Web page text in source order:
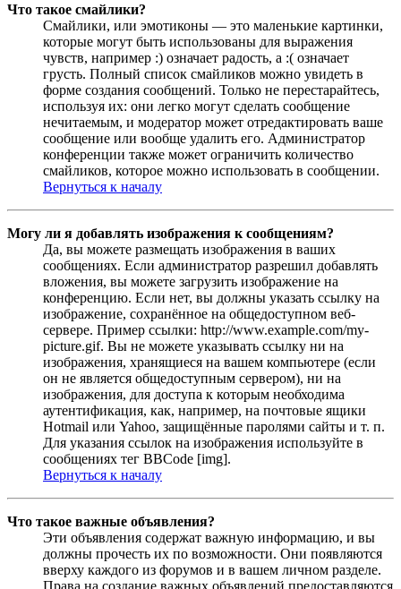
Что такое смайлики?
Смайлики, или эмотиконы — это маленькие картинки,
которые могут быть использованы для выражения
чувств, например :) означает радость, а :( означает
грусть. Полный список смайликов можно увидеть в
форме создания сообщений. Только не перестарайтесь,
используя их: они легко могут сделать сообщение
нечитаемым, и модератор может отредактировать ваше
сообщение или вообще удалить его. Администратор
конференции также может ограничить количество
смайликов, которое можно использовать в сообщении.
Вернуться к началу
Могу ли я добавлять изображения к сообщениям?
Да, вы можете размещать изображения в ваших
сообщениях. Если администратор разрешил добавлять
вложения, вы можете загрузить изображение на
конференцию. Если нет, вы должны указать ссылку на
изображение, сохранённое на общедоступном веб-
сервере. Пример ссылки: http://www.example.com/my-
picture.gif. Вы не можете указывать ссылку ни на
изображения, хранящиеся на вашем компьютере (если
он не является общедоступным сервером), ни на
изображения, для доступа к которым необходима
аутентификация, как, например, на почтовые ящики
Hotmail или Yahoo, защищённые паролями сайты и т. п.
Для указания ссылок на изображения используйте в
сообщениях тег BBCode [img].
Вернуться к началу
Что такое важные объявления?
Эти объявления содержат важную информацию, и вы
должны прочесть их по возможности. Они появляются
вверху каждого из форумов и в вашем личном разделе.
Права на создание важных объявлений предоставляются